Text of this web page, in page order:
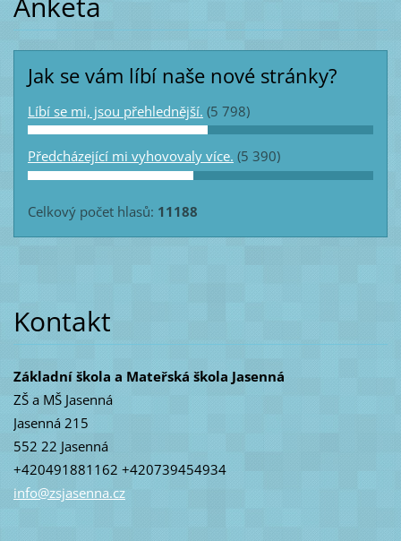
Jak se vám líbí naše nové stránky?
Líbí se mi, jsou přehlednější. (5 798)
Předcházející mi vyhovovaly více. (5 390)
Celkový počet hlasů: 11188
Kontakt
Základní škola a Mateřská škola Jasenná
ZŠ a MŠ Jasenná
Jasenná 215
552 22 Jasenná
+420491881162 +420739454934
info@zsjasenna.cz